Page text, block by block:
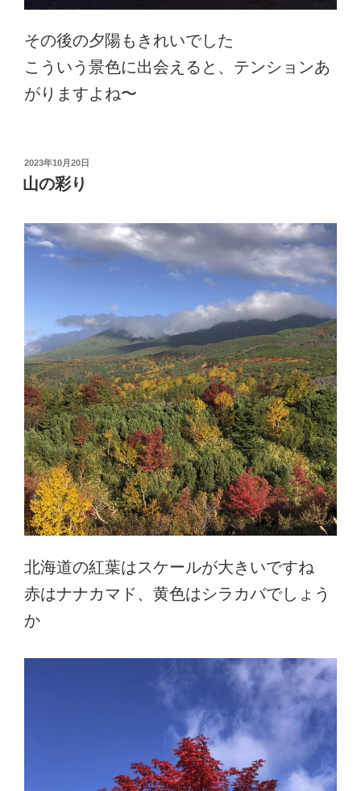
その後の夕陽もきれいでした
こういう景色に出会えると、テンションあ
がりますよね〜
投
稿
日:
2023年10月20日
山の彩り
北海道の紅葉はスケールが大きいですね
赤はナナカマド、黄色はシラカバでしょう
か